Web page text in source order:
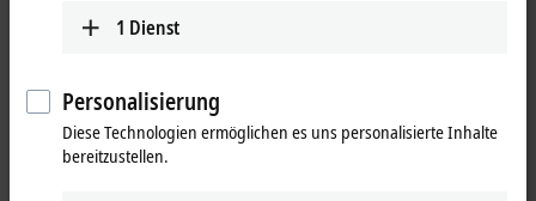
Beckhoff Automation s.r.o.
Sochorova 23
Tschechien
+420 511 189 250
training.cz@beckhoff.com
1 Dienst
Personalisierung
Diese Technologien ermöglichen es uns personalisierte Inhalte
bereitzustellen.